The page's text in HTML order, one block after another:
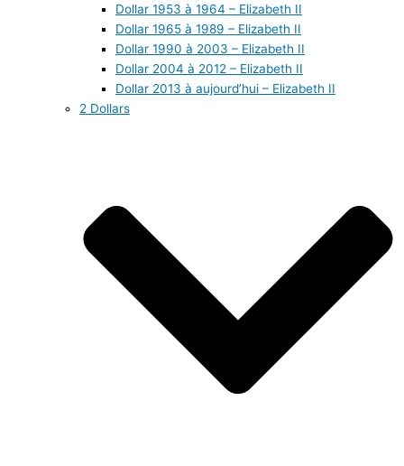
Dollar 1953 à 1964 – Elizabeth II
Dollar 1965 à 1989 – Elizabeth II
Dollar 1990 à 2003 – Elizabeth II
Dollar 2004 à 2012 – Elizabeth II
Dollar 2013 à aujourd’hui – Elizabeth II
2 Dollars